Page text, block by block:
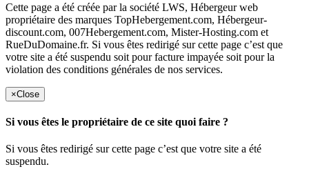
Cette page a été créée par la société LWS, Hébergeur web
propriétaire des marques TopHebergement.com, Hébergeur-
discount.com, 007Hebergement.com, Mister-Hosting.com et
RueDuDomaine.fr. Si vous êtes redirigé sur cette page c’est que
votre site a été suspendu soit pour facture impayée soit pour la
violation des conditions générales de nos services.
×Close
Si vous êtes le propriétaire de ce site quoi faire ?
Si vous êtes redirigé sur cette page c’est que votre site a été
suspendu.